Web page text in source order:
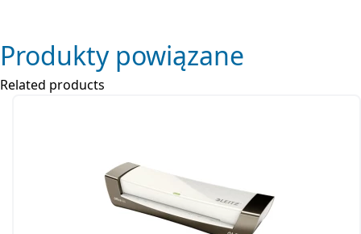
Produkty powiązane
Related products